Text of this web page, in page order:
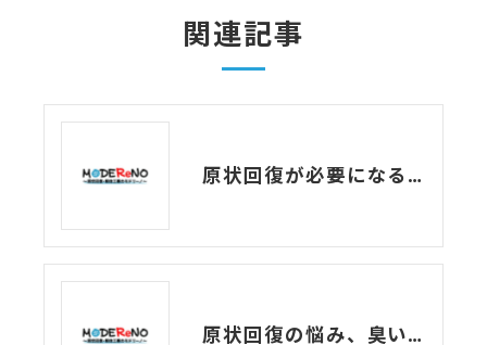
関連記事
原状回復が必要になるのはどんな時？
原状回復の悩み、臭いを少しでも軽減する方法は？